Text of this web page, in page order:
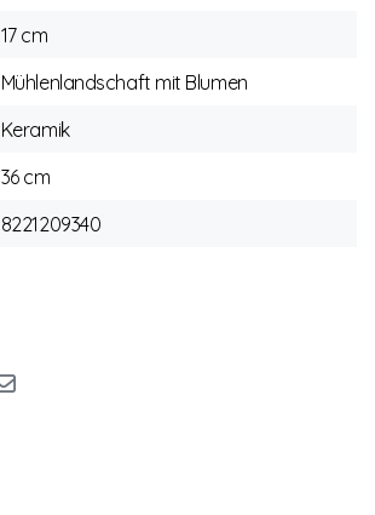
17 cm
Mühlenlandschaft mit Blumen
Keramik
36 cm
8221209340